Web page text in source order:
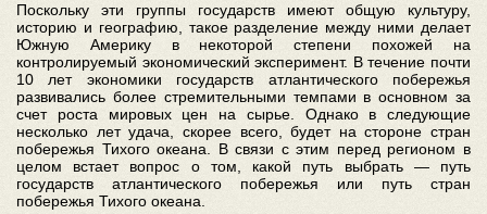
Поскольку эти группы государств имеют общую культуру,
историю и географию, такое разделение между ними делает
Южную Америку в некоторой степени похожей на
контролируемый экономический эксперимент. В течение почти
10 лет экономики государств атлантического побережья
развивались более стремительными темпами в основном за
счет роста мировых цен на сырье. Однако в следующие
несколько лет удача, скорее всего, будет на стороне стран
побережья Тихого океана. В связи с этим перед регионом в
целом встает вопрос о том, какой путь выбрать — путь
государств атлантического побережья или путь стран
побережья Тихого океана.